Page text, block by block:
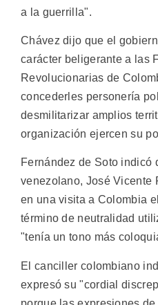
a la guerrilla".
Chávez dijo que el
carácter beligerante a las
Revolucionarias de
concederles personería
desmilitarizar amplios
organización ejercen su
Fernández de Soto indicó
venezolano, José Vicente
en una visita a Colombia
término de neutralidad
"tenía un tono más
El canciller colombiano
expresó su "cordial